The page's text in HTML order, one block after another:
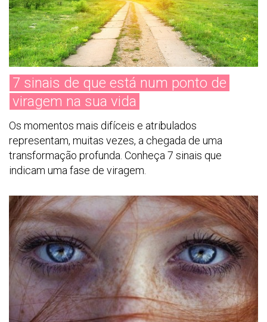
7 sinais de que está num ponto de
viragem na sua vida
Os momentos mais difíceis e atribulados
representam, muitas vezes, a chegada de uma
transformação profunda. Conheça 7 sinais que
indicam uma fase de viragem.